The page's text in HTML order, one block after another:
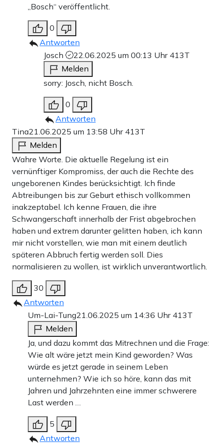
„Bosch“ veröffentlicht.
0
Antworten
Josch
22.06.2025 um 00:13 Uhr 413T
Melden
sorry: Josch, nicht Bosch.
0
Antworten
Tina21.06.2025 um 13:58 Uhr 413T
Melden
Wahre Worte. Die aktuelle Regelung ist ein
vernünftiger Kompromiss, der auch die Rechte des
ungeborenen Kindes berücksichtigt. Ich finde
Abtreibungen bis zur Geburt ethisch vollkommen
inakzeptabel. Ich kenne Frauen, die ihre
Schwangerschaft innerhalb der Frist abgebrochen
haben und extrem darunter gelitten haben, ich kann
mir nicht vorstellen, wie man mit einem deutlich
späteren Abbruch fertig werden soll. Dies
normalisieren zu wollen, ist wirklich unverantwortlich.
30
Antworten
Um-Lai-Tung21.06.2025 um 14:36 Uhr 413T
Melden
Ja, und dazu kommt das Mitrechnen und die Frage:
Wie alt wäre jetzt mein Kind geworden? Was
würde es jetzt gerade in seinem Leben
unternehmen? Wie ich so höre, kann das mit
Jahren und Jahrzehnten eine immer schwerere
Last werden …
5
Antworten